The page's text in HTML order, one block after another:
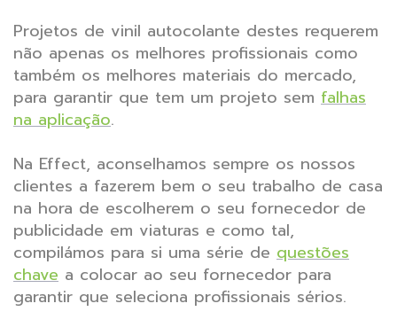
Projetos de vinil autocolante destes requerem
não apenas os melhores profissionais como
também os melhores materiais do mercado,
para garantir que tem um projeto sem falhas
na aplicação.
Na Effect, aconselhamos sempre os nossos
clientes a fazerem bem o seu trabalho de casa
na hora de escolherem o seu fornecedor de
publicidade em viaturas e como tal,
compilámos para si uma série de questões
chave a colocar ao seu fornecedor para
garantir que seleciona profissionais sérios.